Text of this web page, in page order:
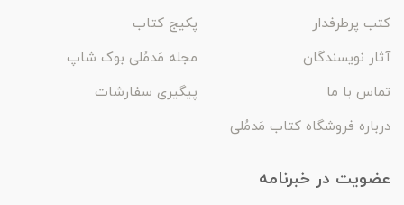
کتب پرطرفدار
پکیج کتاب
آثار نویسندگان
مجله مَدمُلی بوک شاپ
تماس با ما
پیگیری سفارشات
درباره فروشگاه کتاب مَدمُلی
عضویت در خبرنامه